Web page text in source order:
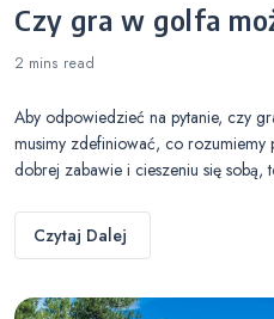
Czy gra w golfa
2 mins read
Aby odpowiedzieć na pytanie, czy
musimy zdefiniować, co rozumiemy
dobrej zabawie i cieszeniu się sobą,
Czytaj Dalej